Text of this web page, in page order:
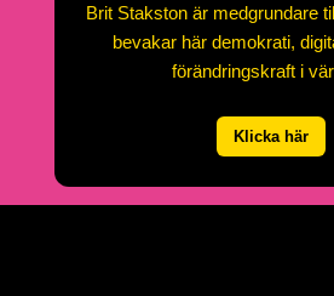
Brit Stakston är medgrundare
bevakar här demokrati,
förändringskraft i
Klicka här